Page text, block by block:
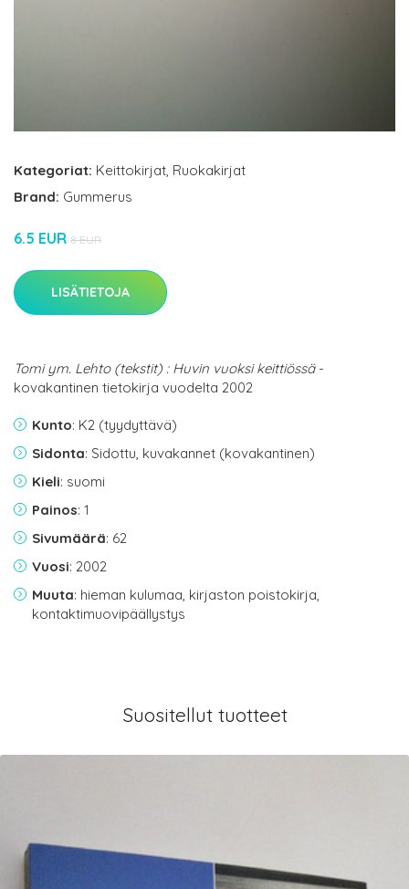
Kategoriat: Keittokirjat Ruokakirjat
Brand: Gummerus
6.5 EUR 8 EUR
LISÄTIETOJA
Tomi ym. Lehto (tekstit) : Huvin vuoksi keittiössä-
kovakantinen tietokirja vuodelta 2002
Kunto: K2 (tyydyttävä)
Sidonta: Sidottu, kuvakannet (kovakantinen)
Kieli: suomi
Painos: 1
Sivumäärä: 62
Vuosi: 2002
Muuta: hieman kulumaa, kirjaston poistokirja,
kontaktimuovipäällystys
Suositellut tuotteet